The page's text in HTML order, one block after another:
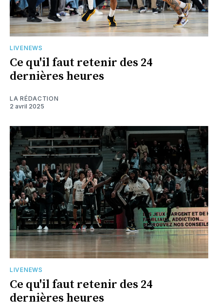
LIVENEWS
Ce qu'il faut retenir des 24
dernières heures
LA RÉDACTION
2 avril 2025
LIVENEWS
Ce qu'il faut retenir des 24
dernières heures